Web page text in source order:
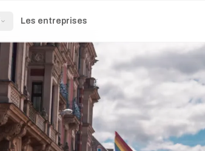
Les entreprises